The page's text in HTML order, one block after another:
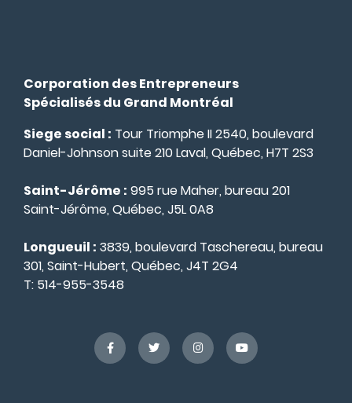
Corporation des Entrepreneurs
Spécialisés du Grand Montréal
Siege social : Tour Triomphe II 2540, boulevard
Daniel-Johnson suite 210 Laval, Québec, H7T 2S3
Saint-Jérôme : 995 rue Maher, bureau 201
Saint-Jérôme, Québec, J5L 0A8
Longueuil : 3839, boulevard Taschereau, bureau
301, Saint-Hubert, Québec, J4T 2G4
T: 514-955-3548